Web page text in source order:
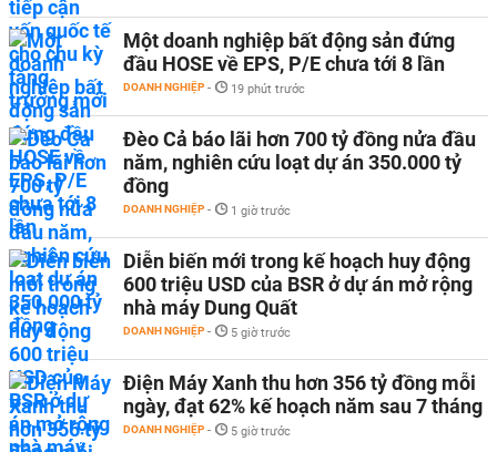
Một doanh nghiệp bất động sản đứng
đầu HOSE về EPS, P/E chưa tới 8 lần
DOANH NGHIỆP - 19 phút trước
Đèo Cả báo lãi hơn 700 tỷ đồng nửa đầu
năm, nghiên cứu loạt dự án 350.000 tỷ
đồng
DOANH NGHIỆP - 1 giờ trước
Diễn biến mới trong kế hoạch huy động
600 triệu USD của BSR ở dự án mở rộng
nhà máy Dung Quất
DOANH NGHIỆP - 5 giờ trước
Điện Máy Xanh thu hơn 356 tỷ đồng mỗi
ngày, đạt 62% kế hoạch năm sau 7 tháng
DOANH NGHIỆP - 5 giờ trước